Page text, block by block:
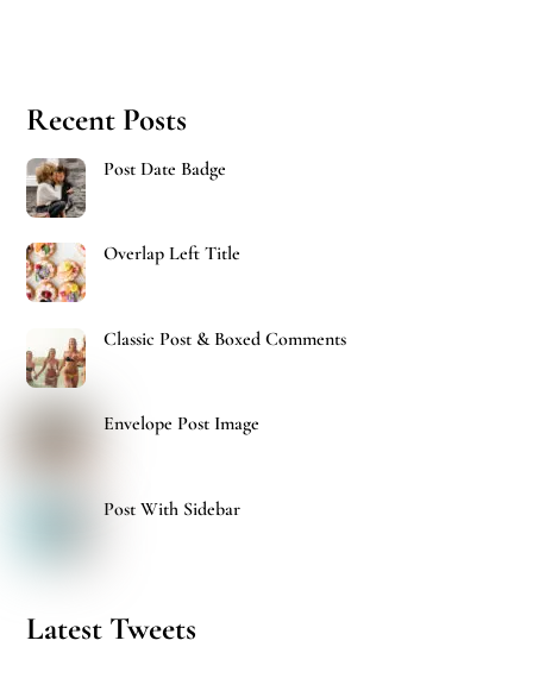
Recent Posts
Post Date Badge
Overlap Left Title
Classic Post & Boxed Comments
Envelope Post Image
Post With Sidebar
Latest Tweets